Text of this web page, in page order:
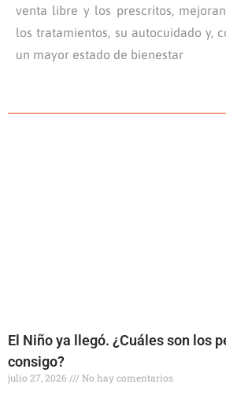
venta libre y los prescritos,
los tratamientos, su autocuidado y,
un mayor estado de bienestar
El Niño ya llegó. ¿Cuáles son los
consigo?
julio 27, 2026
No hay comentarios